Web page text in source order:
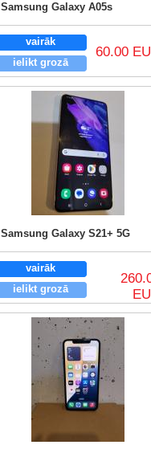
Samsung Galaxy A05s
vairāk
ielikt grozā
60.00
Samsung Galaxy S21+ 5G
vairāk
ielikt grozā